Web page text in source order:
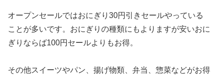
オープンセールではおにぎり30円引きセールやっている
ことが多いです。おにぎりの種類にもよりますが安いおに
ぎりならば100円セールよりもお得。
その他スイーツやパン、揚げ物類、弁当、惣菜などがお得